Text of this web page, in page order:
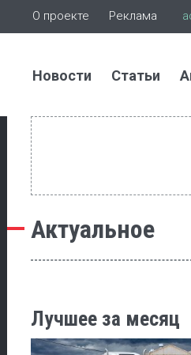
О проекте Реклама
Новости Статьи
Актуальное
Лучшее за месяц